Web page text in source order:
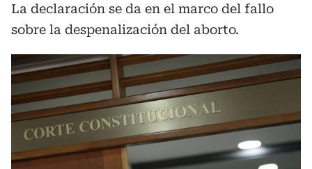
La declaración se da en el marco del fallo
sobre la despenalización del aborto.